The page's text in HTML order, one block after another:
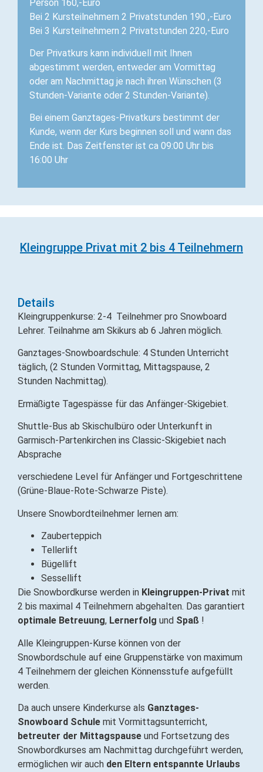
Person 160,-Euro
Bei 2 Kursteilnehmern 2 Privatstunden 190 ,-Euro
Bei 3 Kursteilnehmern 2 Privatstunden 220,-Euro
Der Privatkurs kann individuell mit Ihnen
abgestimmt werden, entweder am Vormittag
oder am Nachmittag je nach ihren Wünschen (3
Stunden-Variante oder 2 Stunden-Variante).
Bei einem Ganztages-Privatkurs bestimmt der
Kunde, wenn der Kurs beginnen soll und wann das
Ende ist. Das Zeitfenster ist ca 09:00 Uhr bis
16:00 Uhr
Kleingruppe Privat mit 2 bis 4 Teilnehmern
Details
Kleingruppenkurse: 2-4 Teilnehmer pro Snowboard
Lehrer. Teilnahme am Skikurs ab 6 Jahren möglich.
Ganztages-Snowboardschule: 4 Stunden Unterricht
täglich, (2 Stunden Vormittag, Mittagspause, 2
Stunden Nachmittag).
Ermäßigte Tagespässe für das Anfänger-Skigebiet.
Shuttle-Bus ab Skischulbüro oder Unterkunft in
Garmisch-Partenkirchen ins Classic-Skigebiet nach
Absprache
verschiedene Level für Anfänger und Fortgeschrittene
(Grüne-Blaue-Rote-Schwarze Piste).
Unsere Snowbordteilnehmer lernen am:
Zauberteppich
Tellerlift
Bügellift
Sessellift
Die Snowbordkurse werden in Kleingruppen-Privat mit
2 bis maximal 4 Teilnehmern abgehalten. Das garantiert
optimale Betreuung, Lernerfolg und Spaß !
Alle Kleingruppen-Kurse können von der
Snowbordschule auf eine Gruppenstärke von maximum
4 Teilnehmern der gleichen Könnensstufe aufgefüllt
werden.
Da auch unsere Kinderkurse als Ganztages-
Snowboard Schule mit Vormittagsunterricht,
betreuter der Mittagspause und Fortsetzung des
Snowbordkurses am Nachmittag durchgeführt werden,
ermöglichen wir auch den Eltern entspannte Urlaubs